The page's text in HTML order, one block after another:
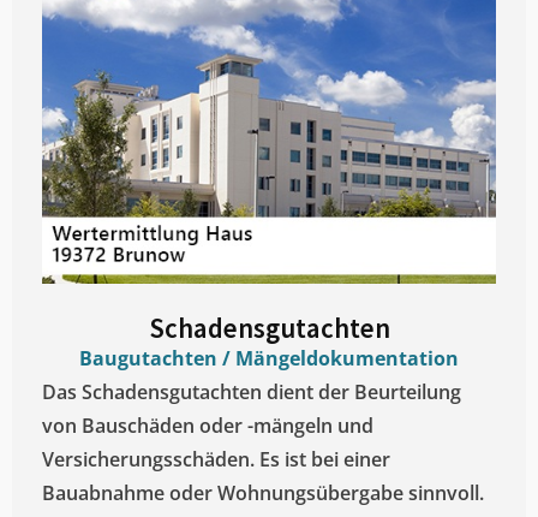
Schadensgutachten
Baugutachten / Mängeldokumentation
Das Schadensgutachten dient der Beurteilung
von Bauschäden oder -mängeln und
Versicherungsschäden. Es ist bei einer
Bauabnahme oder Wohnungsübergabe sinnvoll.